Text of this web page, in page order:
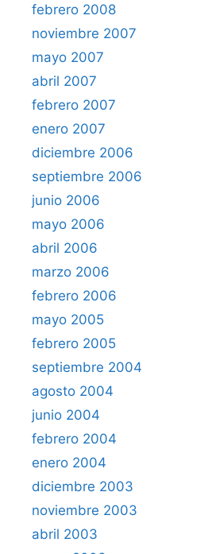
febrero 2008
noviembre 2007
mayo 2007
abril 2007
febrero 2007
enero 2007
diciembre 2006
septiembre 2006
junio 2006
mayo 2006
abril 2006
marzo 2006
febrero 2006
mayo 2005
febrero 2005
septiembre 2004
agosto 2004
junio 2004
febrero 2004
enero 2004
diciembre 2003
noviembre 2003
abril 2003